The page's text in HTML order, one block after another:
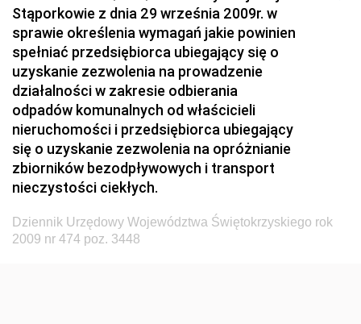
Przemysłu Maszynowego
Dziennik Urzędowy Ministerstwa Zdrowia i Opieki
Społecznej
Dziennik Urzędowy Ministerstwa Rolnictwa, Leśnictwa
i Gospodarki Żywnościowej
Dziennik Urzędowy Ministra Spraw Wewnętrznych
Dziennik Urzędowy Ministra Transportu, Budownictwa
i Gospodarki Morskiej
Dziennik Urzędowy Ministra Administracji i Cyfryzacji
Dziennik Urzędowy Głównego Inspektora Ochrony
Stąporkowie z dnia 29 września 2009r. w
sprawie określenia wymagań jakie powinien
spełniać przedsiębiorca ubiegający się o
uzyskanie zezwolenia na prowadzenie
działalności w zakresie odbierania
odpadów komunalnych od właścicieli
nieruchomości i przedsiębiorca ubiegający
się o uzyskanie zezwolenia na opróżnianie
zbiorników bezodpływowych i transport
nieczystości ciekłych.
Dziennik Urzędowy Województwa Świętokrzyskiego rok
2009 nr 474 poz. 3448